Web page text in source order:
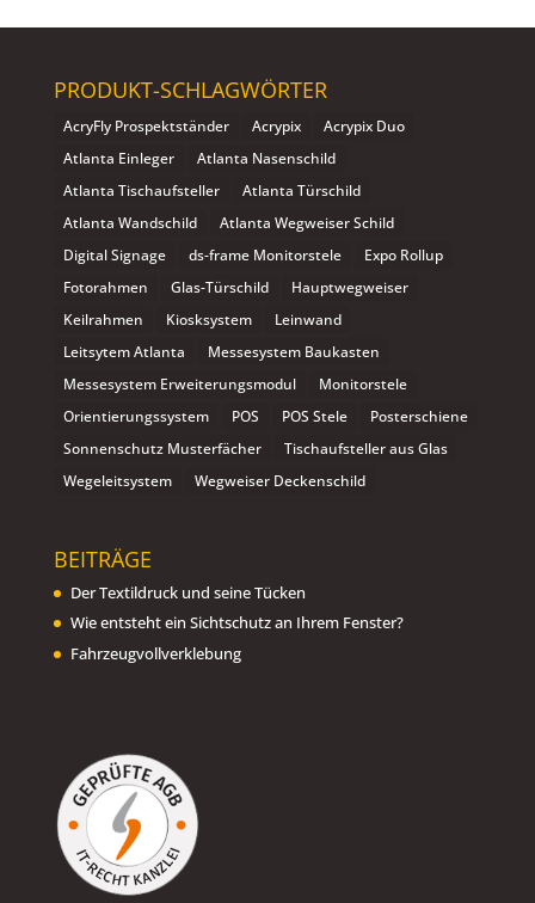
PRODUKT-SCHLAGWÖRTER
AcryFly Prospektständer Acrypix
Acrypix Duo
Atlanta Einleger
Atlanta Nasenschild
Atlanta Tischaufsteller
Atlanta Türschild
Atlanta Wandschild
Atlanta Wegweiser Schild
Digital Signage
ds-frame Monitorstele
Expo Rollup
Fotorahmen
Glas-Türschild
Hauptwegweiser
Keilrahmen
Kiosksystem
Leinwand
Leitsytem Atlanta
Messesystem Baukasten
Messesystem Erweiterungsmodul
Monitorstele
Orientierungssystem
POS POS Stele
Posterschiene
Sonnenschutz Musterfächer
Tischaufsteller aus Glas
Wegeleitsystem
Wegweiser Deckenschild
BEITRÄGE
Der Textildruck und seine Tücken
Wie entsteht ein Sichtschutz an Ihrem Fenster?
Fahrzeugvollverklebung